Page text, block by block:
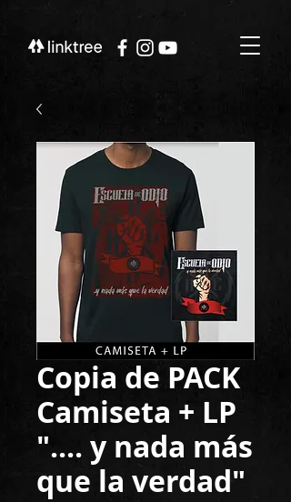
Copia de PACK
Camiseta + LP
".... y nada más
que la verdad"